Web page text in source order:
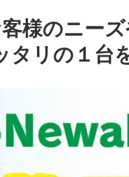
様のニー
タリの１台